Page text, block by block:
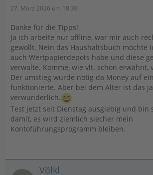
27. März 2026 um 18:38
Danke für die Tipps!
Ja ich arbeite nur offline, war mir auch
gewollt. Nein das Haushaltsbuch möchte
auch Wertpapierdepots habe und diese
verwalte. Komme, wie vlt. schon erwähnt,
Der umstieg wurde nötig da Money auf
funktionierte. Aber bei dem Alter ist das
verwunderlich.
Test jetzt seit Dienstag ausgiebig und bin
damit, es wird ziemlich siecher mein
Kontoführungsprogramm bleiben.
Völkl